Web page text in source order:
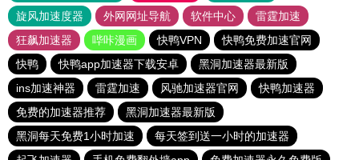
旋风加速度器
外网网址导航 软件中心
雷霆加速
狂飙加速器
哔咔漫画 快鸭VPN
快鸭免费加速官网
快鸭
快鸭app加速器下载安卓
黑洞加速器最新版
ins加速神器
雷霆加速 风驰加速器官网
快鸭加速器
免费的加速器推荐
黑洞加速器最新版
黑洞每天免费1小时加速
每天签到送一小时的加速器